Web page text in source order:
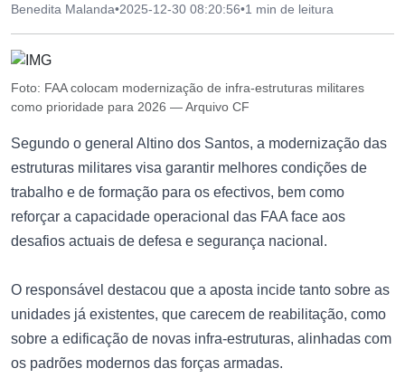
Benedita Malanda•2025-12-30 08:20:56•1 min de leitura
Foto: FAA colocam modernização de infra-estruturas militares
como prioridade para 2026 — Arquivo CF
Segundo o general Altino dos Santos, a modernização das
estruturas militares visa garantir melhores condições de
trabalho e de formação para os efectivos, bem como
reforçar a capacidade operacional das FAA face aos
desafios actuais de defesa e segurança nacional.
O responsável destacou que a aposta incide tanto sobre as
unidades já existentes, que carecem de reabilitação, como
sobre a edificação de novas infra-estruturas, alinhadas com
os padrões modernos das forças armadas.